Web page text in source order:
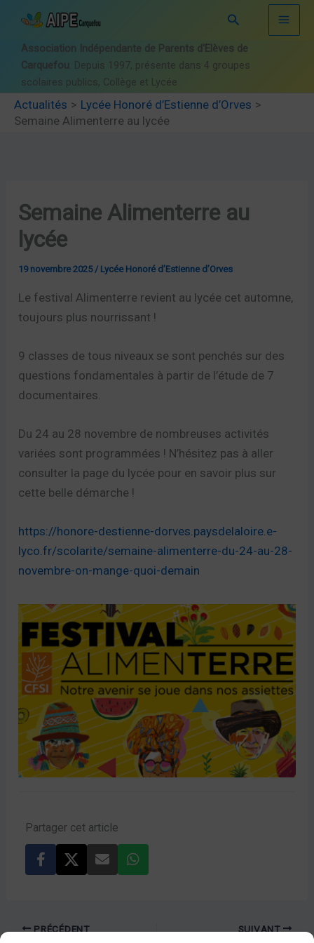
contenu
Rechercher
Association Indépendante de Parents d'Elèves de
Carquefou . Depuis 1997, présente dans 4 groupes
scolaires publics, Collège et Lycée
Actualités
Lycée Honoré d’Estienne d’Orves
Semaine Alimenterre au lycée
Semaine Alimenterre au
lycée
19 novembre 2025 / Lycée Honoré d’Estienne d’Orves
Le festival Alimenterre revient au lycée cet automne,
toujours plus nourrissant !
9 classes de tous niveaux se sont penchés sur des
questions fondamentales à partir de l’étude de 7
documentaires.
Du 24 au 28 novembre de nombreuses activités
variées sont programmées ! N’hésitez pas à aller
consulter la page du lycée pour en savoir plus sur
cette belle démarche !
https://honore-destienne-dorves.paysdelaloire.e-
lyco.fr/scolarite/semaine-alimenterre-du-24-au-28-
novembre-on-mange-quoi-demain
Partager cet article
PRÉCÉDENT SUIVANT